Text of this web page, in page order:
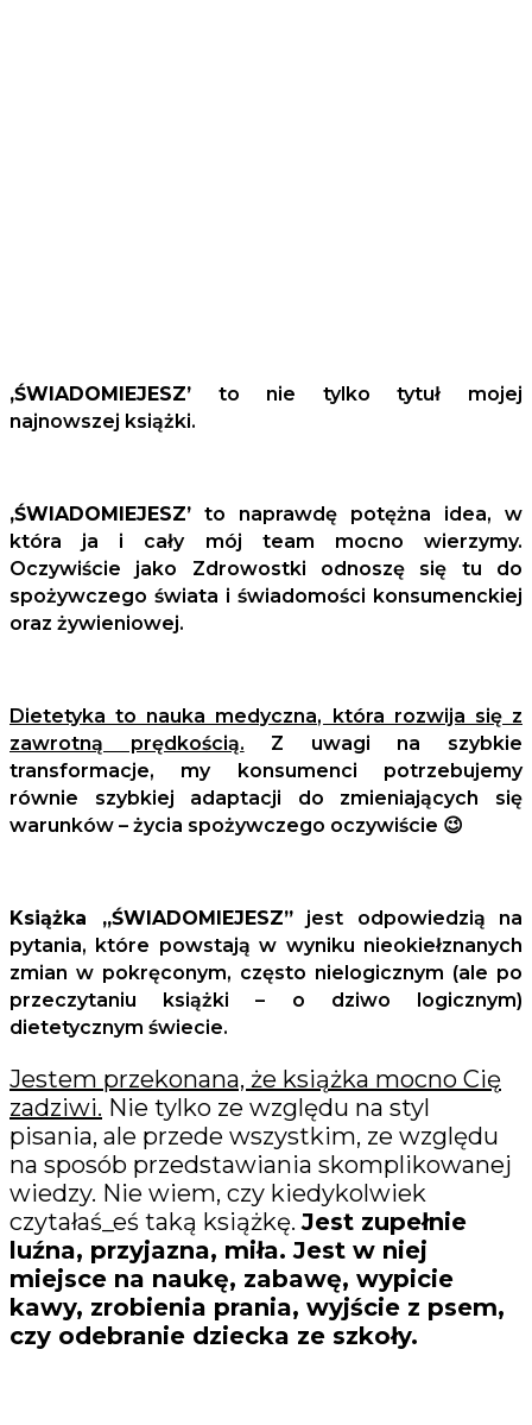
‚ŚWIADOMIEJESZ’ to nie tylko tytuł mojej
najnowszej książki.
‚ŚWIADOMIEJESZ’ to naprawdę potężna idea, w
która ja i cały mój team mocno wierzymy.
Oczywiście jako Zdrowostki odnoszę się tu do
spożywczego świata i świadomości konsumenckiej
oraz żywieniowej.
Dietetyka to nauka medyczna, która rozwija się z
zawrotną prędkością. Z uwagi na szybkie
transformacje, my konsumenci potrzebujemy
równie szybkiej adaptacji do zmieniających się
warunków – życia spożywczego oczywiście 😉
Książka „ŚWIADOMIEJESZ”jest odpowiedzią na
pytania, które powstają w wyniku nieokiełznanych
zmian w pokręconym, często nielogicznym (ale po
przeczytaniu książki – o dziwo logicznym)
dietetycznym świecie.
Jestem przekonana, że książka mocno Cię
zadziwi. Nie tylko ze względu na styl
pisania, ale przede wszystkim, ze względu
na sposób przedstawiania skomplikowanej
wiedzy. Nie wiem, czy kiedykolwiek
czytałaś_eś taką książkę.Jest zupełnie
luźna, przyjazna, miła. Jest w niej
miejsce na naukę, zabawę, wypicie
kawy, zrobienia prania, wyjście z psem,
czy odebranie dziecka ze szkoły.